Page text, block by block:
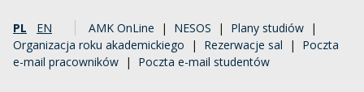
PL EN AMK OnLine | NESOS | Plany studiów |
Organizacja roku akademickiego | Rezerwacje sal | Poczta
e-mail pracowników | Poczta e-mail studentów